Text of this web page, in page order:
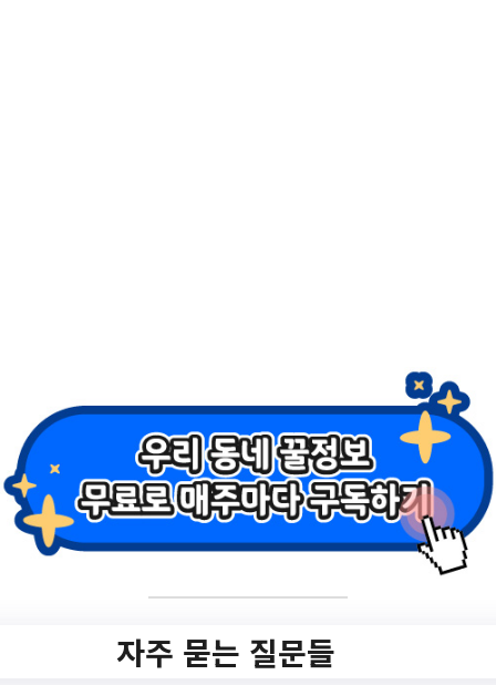
✅ 지원 소식 상세 보기 ▼
https://www.hometip.so/bridge/2023년 경
기청년 기회사다리금융 사업 시행 안내/?
url=https://www.pyeongtaek.go.kr/pyeongt
ptIdx=41&mId=0401010000
작성일: 2023-10-18 ~
자주 묻는 질문들